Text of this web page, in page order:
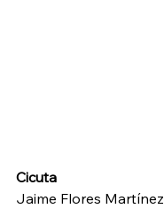
Cicuta
Jaime Flores Martínez